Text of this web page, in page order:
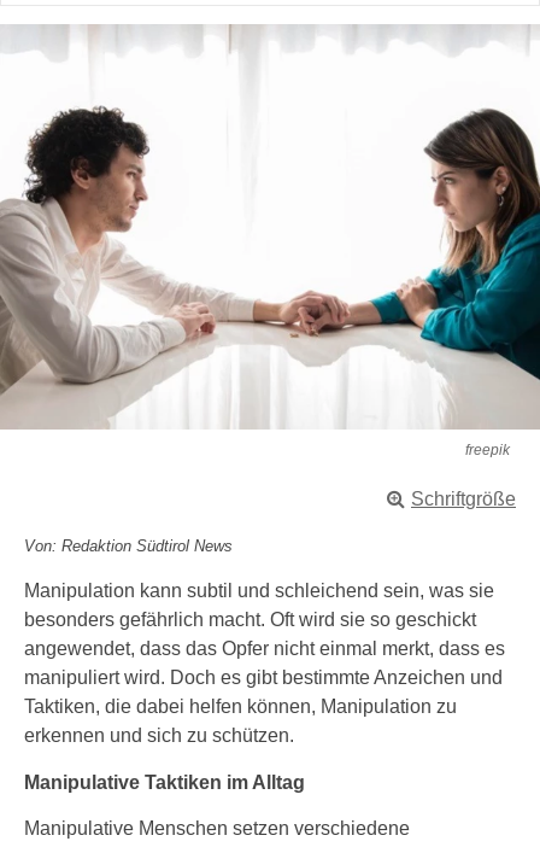
freepik
Schriftgröße
Von: Redaktion Südtirol News
Manipulation kann subtil und schleichend sein, was sie
besonders gefährlich macht. Oft wird sie so geschickt
angewendet, dass das Opfer nicht einmal merkt, dass es
manipuliert wird. Doch es gibt bestimmte Anzeichen und
Taktiken, die dabei helfen können, Manipulation zu
erkennen und sich zu schützen.
Manipulative Taktiken im Alltag
Manipulative Menschen setzen verschiedene